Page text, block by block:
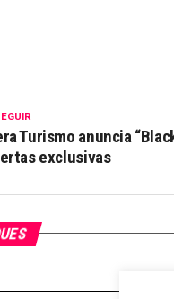
Turismo anuncia
exclusivas